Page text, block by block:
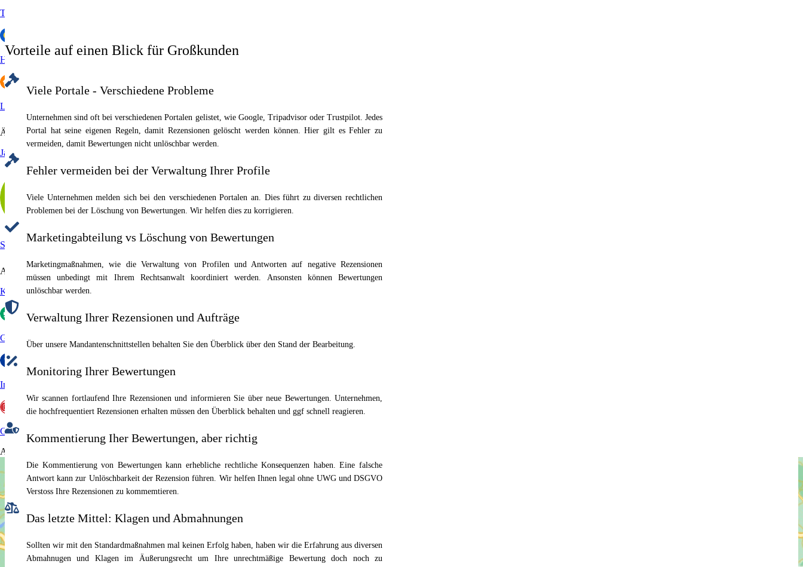
Tripadvisor
HolidayCheck
Lieferando
Ärzte
Jameda
Sanego
Arbeitgeberportale
Kununu
Glassdoor
Indeed
GoWork
Aktuelles
Vorteile auf einen Blick für Großkunden
Viele Portale - Verschiedene Probleme
Unternehmen sind oft bei verschiedenen Portalen gelistet, wie Google, Tripadvisor oder Trustpilot. Jedes
Portal hat seine eigenen Regeln, damit Rezensionen gelöscht werden können. Hier gilt es Fehler zu
vermeiden, damit Bewertungen nicht unlöschbar werden.
Fehler vermeiden bei der Verwaltung Ihrer Profile
Viele Unternehmen melden sich bei den verschiedenen Portalen an. Dies führt zu diversen rechtlichen
Problemen bei der Löschung von Bewertungen. Wir helfen dies zu korrigieren.
Marketingabteilung vs Löschung von Bewertungen
Marketingmaßnahmen, wie die Verwaltung von Profilen und Antworten auf negative Rezensionen
müssen unbedingt mit Ihrem Rechtsanwalt koordiniert werden. Ansonsten können Bewertungen
unlöschbar werden.
Verwaltung Ihrer Rezensionen und Aufträge
Über unsere Mandantenschnittstellen behalten Sie den Überblick über den Stand der Bearbeitung.
Monitoring Ihrer Bewertungen
Wir scannen fortlaufend Ihre Rezensionen und informieren Sie über neue Bewertungen. Unternehmen,
die hochfrequentiert Rezensionen erhalten müssen den Überblick behalten und ggf schnell reagieren.
Kommentierung Iher Bewertungen, aber richtig
Die Kommentierung von Bewertungen kann erhebliche rechtliche Konsequenzen haben. Eine falsche
Antwort kann zur Unlöschbarkeit der Rezension führen. Wir helfen Ihnen legal ohne UWG und DSGVO
Verstoss Ihre Rezensionen zu kommemtieren.
Das letzte Mittel: Klagen und Abmahnungen
Sollten wir mit den Standardmaßnahmen mal keinen Erfolg haben, haben wir die Erfahrung aus diversen
Abmahnugen und Klagen im Äußerungsrecht um Ihre unrechtmäßige Bewertung doch noch zu